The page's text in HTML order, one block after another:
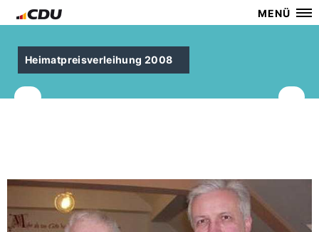
MENÜ
Heimatpreisverleihung 2008